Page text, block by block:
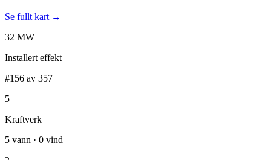
Se fullt kart →
32 MW
Installert effekt
#156 av 357
5
Kraftverk
5 vann · 0 vind